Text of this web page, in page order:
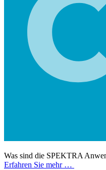
Was sind die SPEKTRA
Erfahren Sie mehr …